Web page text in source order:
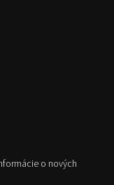
o nových